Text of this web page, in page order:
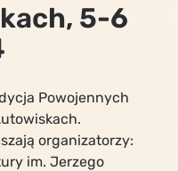
5-6
Powojennych
organizatorzy:
im. Jerzego